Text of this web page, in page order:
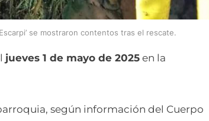
se mostraron contentos tras el rescate.
jueves 1 de mayo de 2025 en la
según información del Cuerpo